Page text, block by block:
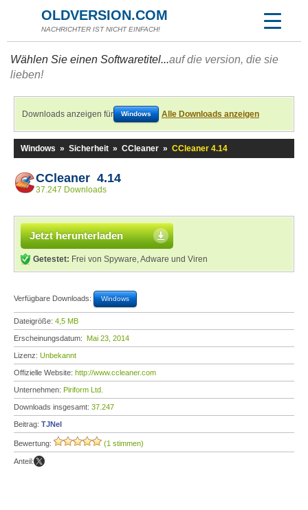
OLDVERSION.COM
NACHRICHTER IST NICHT EINFACH!
Wählen Sie einen Softwaretitel...auf die version, die sie
lieben!
Downloads anzeigen für Windows Alle Downloads anzeigen
Windows » Sicherheit » CCleaner » CCleaner 4.14
CCleaner 4.14
37.247 Downloads
Jetzt herunterladen
Getestet: Frei von Spyware, Adware und Viren
Verfügbare Downloads: Windows
Dateigröße: 4,5 MB
Erscheinungsdatum: Mai 23, 2014
Lizenz: Unbekannt
Offizielle Website: http://www.ccleaner.com
Unternehmen: Piriform Ltd.
Downloads insgesamt: 37.247
Beitrag: TJNel
Bewertung: (1 stimmen)
Anteil: